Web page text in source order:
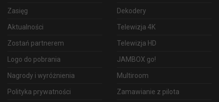
Zasięg
Aktualności
Zostań partnerem
Logo do pobrania
Nagrody i wyróżnienia
Polityka prywatności
Dekodery
Telewizja 4K
Telewizja HD
JAMBOX go!
Multiroom
Zamawianie z pilota